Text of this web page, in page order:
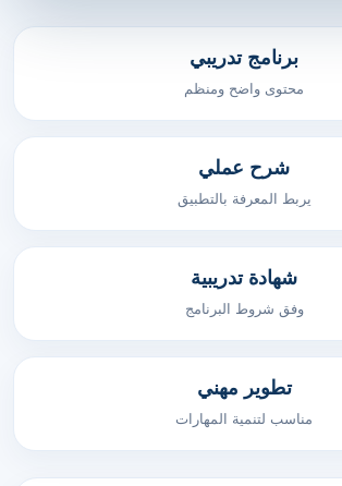
برنامج تدريبي
محتوى واضح ومنظم
شرح عملي
يربط المعرفة بالتطبيق
شهادة تدريبية
وفق شروط البرنامج
تطوير مهني
مناسب لتنمية المهارات